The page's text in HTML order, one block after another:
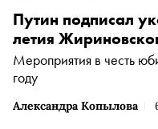
Александра Копылова
Путин подписал
летия
Мероприятия в честь
году